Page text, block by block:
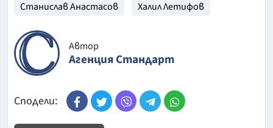
Станислав Анастасов
Халил Летифов
Автор
Агенция Стандарт
Сподели: